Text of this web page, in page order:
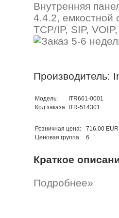
Внутренняя
4.4.2, емкостной
TCP/IP, SIP,
Производитель:
Модель:
ITR661-0001
Код заказа: ITR-514301
Розничная цена:
716,00 EUR
Ценовая группа:
6
Краткое
Подробнее»